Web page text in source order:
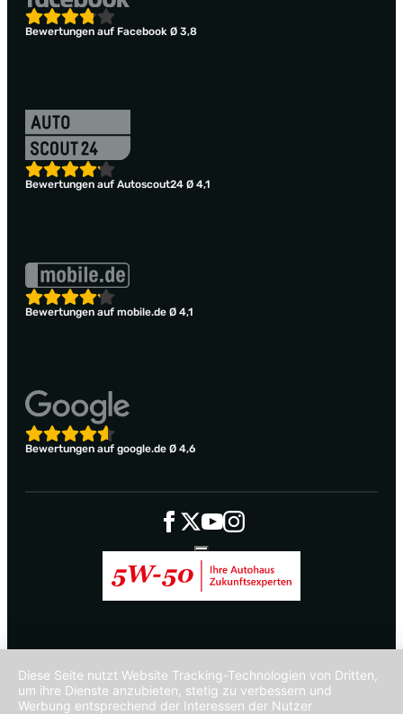
Bewertungen auf Facebook Ø 3,8
Bewertungen auf Autoscout24 Ø 4,1
Bewertungen auf mobile.de Ø 4,1
Bewertungen auf google.de Ø 4,6
Diese Seite nutzt Website Tracking-Technologien von Dritten,
um ihre Dienste anzubieten, stetig zu verbessern und
Werbung entsprechend der Interessen der Nutzer